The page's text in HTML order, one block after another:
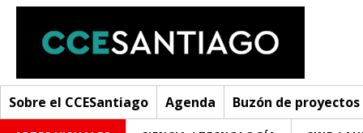
Sobre el CCESantiago Agenda Buzón de proyectos